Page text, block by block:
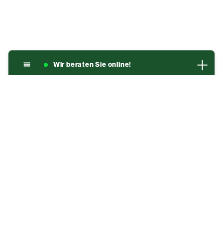
Wir beraten Sie online!